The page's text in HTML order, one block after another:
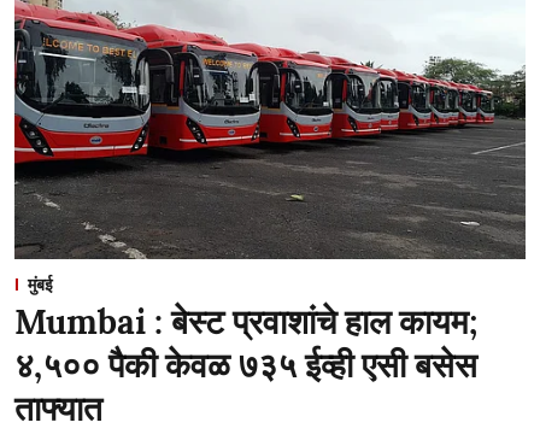
मुंबई
Mumbai : बेस्ट प्रवाशांचे हाल कायम;
४,५०० पैकी केवळ ७३५ ईव्ही एसी बसेस
ताफ्यात